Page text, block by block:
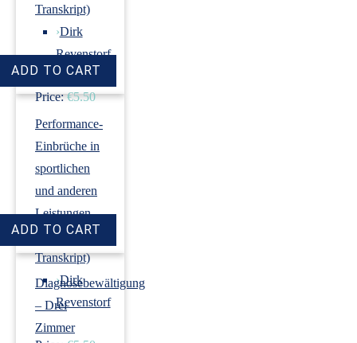
Transkript)
›Dirk
Revenstorf
Price: €5.50
Performance-
Einbrüche in
sportlichen
und anderen
Leistungen
(Audio +
Transkript)
›Dirk
Revenstorf
Diagnosebewältigung
– Drei
Zimmer